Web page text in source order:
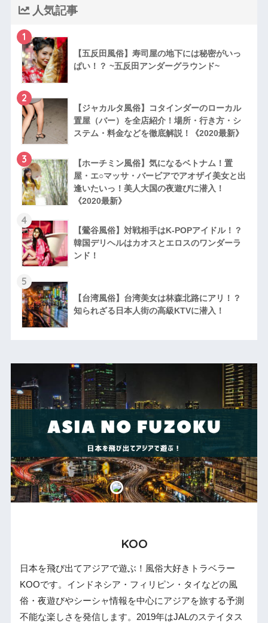
人気記事
1
【五反田風俗】寿司屋の地下には秘密がいっ
ぱい！？ ~五反田アンダーグラウンド~
2
【ジャカルタ風俗】コタインダーのローカル
置屋（バー）を全店紹介！場所・行き方・シ
ステム・料金などを徹底解説！《2020最新》
3
【ホーチミン風俗】気になるベトナム！置
屋・エ○マッサ・バービアでアオザイ美女と出
逢いたいっ！美人大国の夜遊びに潜入！
《2020最新》
4
【鶯谷風俗】対戦相手はK-POPアイドル！？
韓国デリヘルはカオスとエロスのワンダーラ
ンド！
5
【台湾風俗】台湾美女は林森北路にアリ！？
知られざる日本人街の高級KTVに潜入！
KOO
日本を飛び出てアジアで遊ぶ！風俗大好きトラベラー
KOOです。インドネシア・フィリピン・タイなどの風
俗・夜遊びやシーシャ情報を中心にアジアを旅する予測
不能な楽しさを発信します。2019年はJALのステイタス